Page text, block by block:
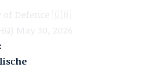
of Defence 🇬🇧
May 30, 2026